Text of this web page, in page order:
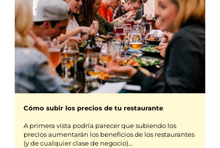
Cómo subir los precios de tu restaurante
A primera vista podría parecer que subiendo los
precios aumentarán los beneficios de los restaurantes
(y de cualquier clase de negocio)…